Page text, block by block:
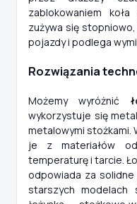
zablokowaniem
zużywa się
pojazdy i podlega
Rozwiązania
Możemy wyróżnić
wykorzystuje się
metalowymi stożkami.
je z materiałów
temperaturę i tarcie.
odpowiada za solidne
starszych modelach